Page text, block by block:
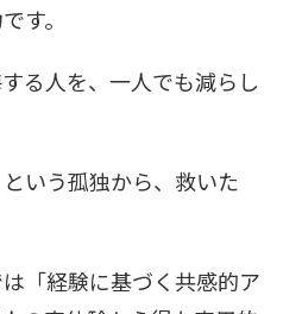
す。
る人を、一人でも減らし
いう孤独から、救いた
「経験に基づく共感的ア